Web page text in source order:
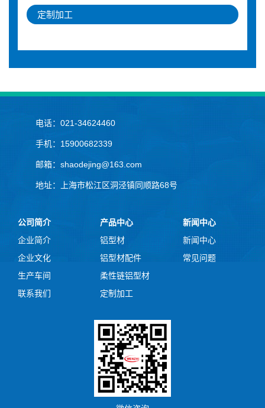
定制加工
电话：021-34624460
手机：15900682339
邮箱：shaodejing@163.com
地址：上海市松江区洞泾镇同顺路68号
公司简介
企业简介
企业文化
生产车间
联系我们
产品中心
铝型材
铝型材配件
柔性链铝型材
定制加工
新闻中心
新闻中心
常见问题